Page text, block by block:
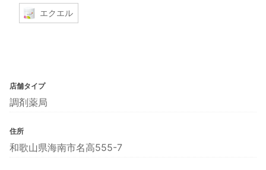
エクエル
店舗タイプ
調剤薬局
住所
和歌山県海南市名高555-7